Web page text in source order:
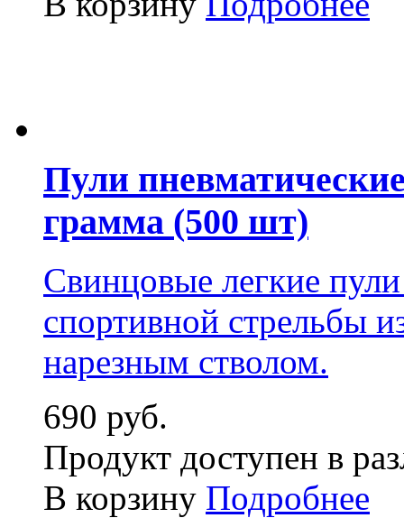
Пули
грамма (500 шт)
Свинцовые легкие
спортивной стрельбы
нарезным стволом.
690 руб.
Продукт доступен в
В корзину Подробнее